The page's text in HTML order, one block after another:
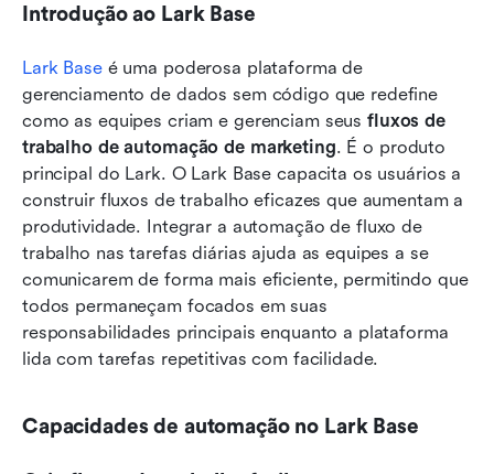
Introdução ao Lark Base
Lark Base é uma poderosa plataforma de
gerenciamento de dados sem código que redefine
como as equipes criam e gerenciam seus fluxos de
trabalho de automação de marketing. É o produto
principal do Lark. O Lark Base capacita os usuários a
construir fluxos de trabalho eficazes que aumentam a
produtividade. Integrar a automação de fluxo de
trabalho nas tarefas diárias ajuda as equipes a se
comunicarem de forma mais eficiente, permitindo que
todos permaneçam focados em suas
responsabilidades principais enquanto a plataforma
lida com tarefas repetitivas com facilidade.
Capacidades de automação no Lark Base